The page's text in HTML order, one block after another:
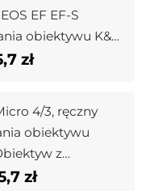
EF EF-S
obiektywu K&F
zł
4/3, ręczny
obiektywu
z
na Micro Four
zł